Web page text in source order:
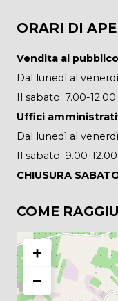
ORARI DI
Vendita al
Dal lunedì al
Il sabato: 7.00-12.00
Uffici
Dal lunedì al
Il sabato: 9.00-12.00
CHIUSURA
COME
+
−